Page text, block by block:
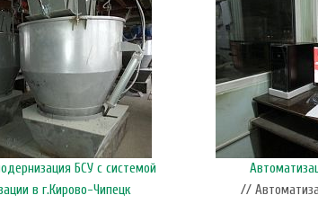
БСУ с системой
в г.Кирово-Чипецк
//